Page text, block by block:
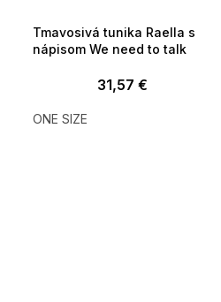
Tmavosivá tunika Raella s
nápisom We need to talk
31,57 €
ONE SIZE